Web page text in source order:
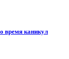
время каникул